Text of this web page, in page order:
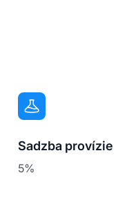
Sadzba provízie
5%